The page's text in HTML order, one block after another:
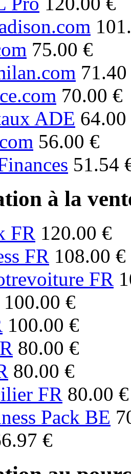
75.00 €
70.00 €
ADE 64.00
56.00 €
51.54
à la
FR 120.00 €
FR 108.00 €
FR
100.00 €
100.00 €
80.00 €
80.00 €
FR 80.00 €
Pack BE
€